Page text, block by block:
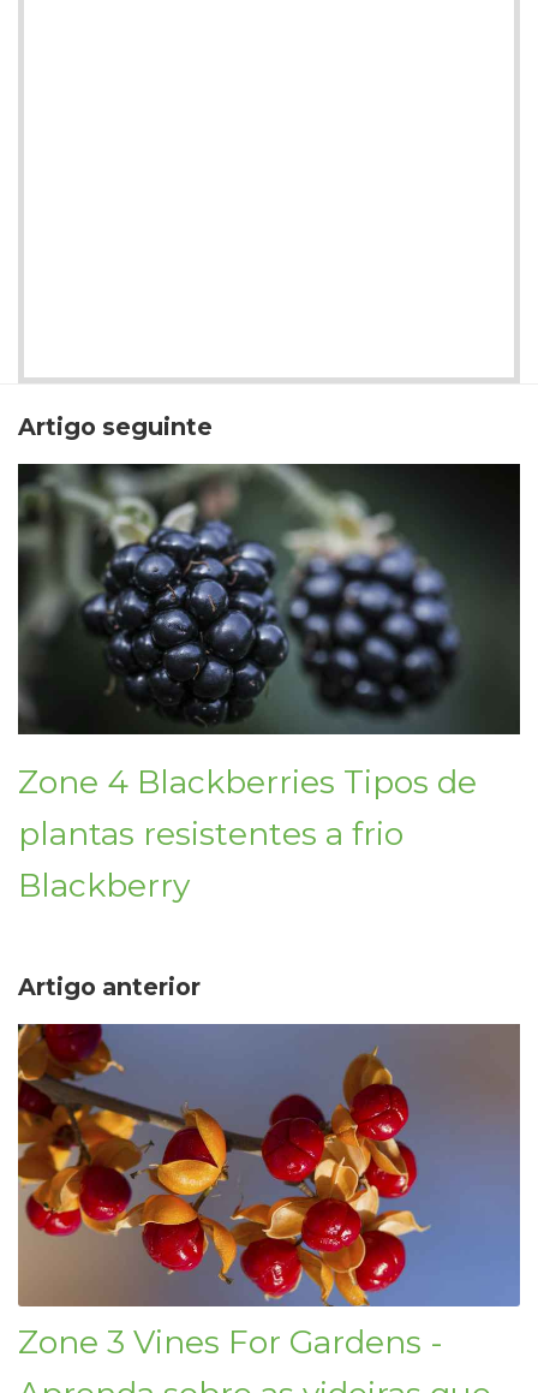
Artigo seguinte
Zone 4 Blackberries Tipos de
plantas resistentes a frio
Blackberry
Artigo anterior
Zone 3 Vines For Gardens -